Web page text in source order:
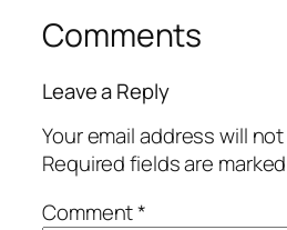
Comments
Leave a Reply
Your email address will
Required fields are
Comment*